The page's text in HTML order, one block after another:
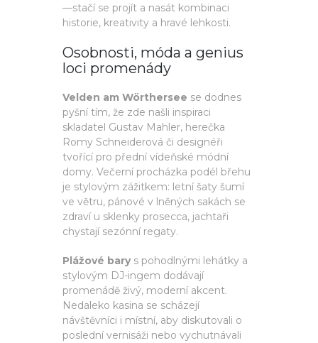
—stačí se projít a nasát kombinaci
historie, kreativity a hravé lehkosti.
Osobnosti, móda a genius
loci promenády
Velden am Wörthersee se dodnes
pyšní tím, že zde našli inspiraci
skladatel Gustav Mahler, herečka
Romy Schneiderová či designéři
tvořící pro přední vídeňské módní
domy. Večerní procházka podél břehu
je stylovým zážitkem: letní šaty šumí
ve větru, pánové v lněných sakách se
zdraví u sklenky prosecca, jachtaři
chystají sezónní regaty.
Plážové barys pohodlnými lehátky a
stylovým DJ-ingem dodávají
promenádě živý, moderní akcent.
Nedaleko kasina se scházejí
návštěvníci i místní, aby diskutovali o
poslední vernisáži nebo vychutnávali